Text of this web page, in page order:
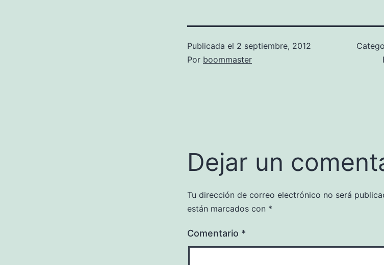
Publicada el 2 septiembre, 2012
Por boommaster
Dejar un
Tu dirección de correo electrónico no será
están marcados con *
Comentario *